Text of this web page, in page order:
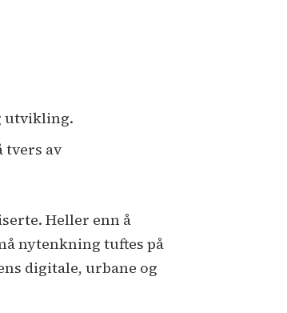
utvikling.
tvers av
Heller enn å
nytenkning tuftes på
digitale, urbane og